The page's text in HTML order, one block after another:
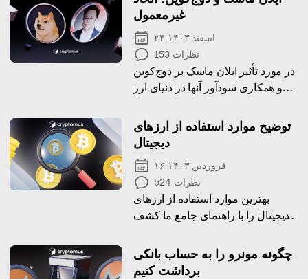
غیرمعمول
۲۴ اسفند ۱۴۰۳
153 نظرات
در مورد تأثیر ایلان ماسک بر دوج‌کوین
و همکاری سودآور آنها در دنیای ارز
توضیح موارد استفاده از ارزهای
دیجیتال
۱۶ فروردین ۱۴۰۳
524 نظرات
بهترین موارد استفاده از ارزهای
دیجیتال را با راهنمای جامع ما کشف
استفاده از دارایی های دیجیتال در
دنیای واقعی به دست آورید
چگونه مونرو را به حساب بانکی
برداشت کنیم